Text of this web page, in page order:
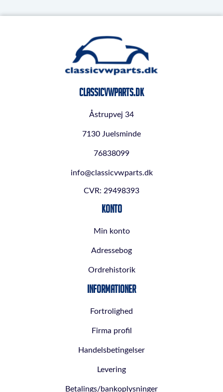
ClassicVWParts.dk
Åstrupvej 34
7130 Juelsminde
76838099
info@classicvwparts.dk
CVR: 29498393
Konto
Min konto
Adressebog
Ordrehistorik
Informationer
Fortrolighed
Firma profil
Handelsbetingelser
Levering
Betalings/bankoplysninger